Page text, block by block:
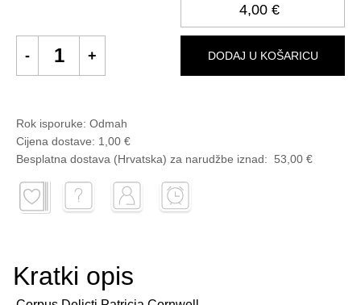
4,00 €
DODAJ U KOŠARICU
Rok isporuke: Odmah
Cijena dostave: 1,00 €
Besplatna dostava (Hrvatska) za narudžbe iznad: 53,00 €
Kratki opis